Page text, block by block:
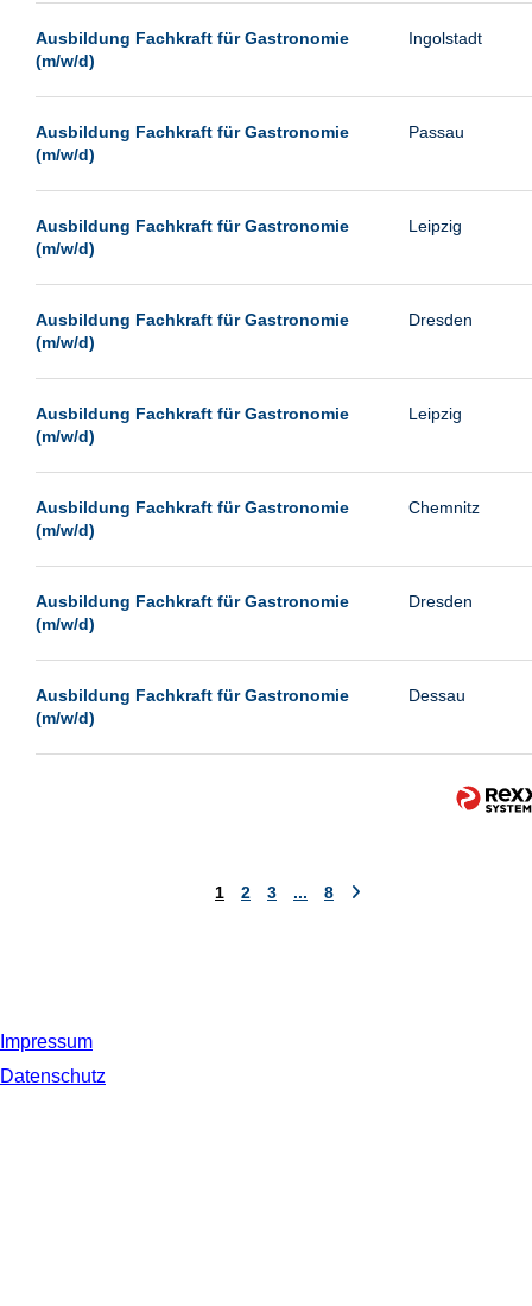
Viernheim
Wetzlar
Wust/Brandenburg
Ausbildung Fachkraft für Gastronomie
(m/w/d)
Ingolstadt
Ausbildung Fachkraft für Gastronomie
(m/w/d)
Passau
Ausbildung Fachkraft für Gastronomie
(m/w/d)
Leipzig
Ausbildung Fachkraft für Gastronomie
(m/w/d)
Dresden
Ausbildung Fachkraft für Gastronomie
(m/w/d)
Leipzig
Ausbildung Fachkraft für Gastronomie
(m/w/d)
Chemnitz
Ausbildung Fachkraft für Gastronomie
(m/w/d)
Dresden
Ausbildung Fachkraft für Gastronomie
(m/w/d)
Dessau
1 2 3 ... 8
Impressum
Datenschutz